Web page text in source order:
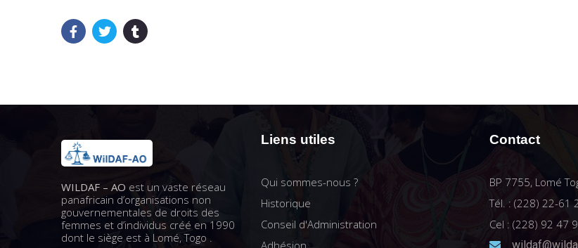
WILDAF – AO est un vaste réseau
panafricain d’organisations non
gouvernementales de droits des
femmes et d’individus créé en 1990
dont le siège est à Lomé, Togo .
Liens utiles
Qui sommes-nous ?
Historique
Conseil d'Administration
Adhésion
Contact
BP 7755, Lomé
Tél. : (228) 22-61
Cel : (228) 92 47